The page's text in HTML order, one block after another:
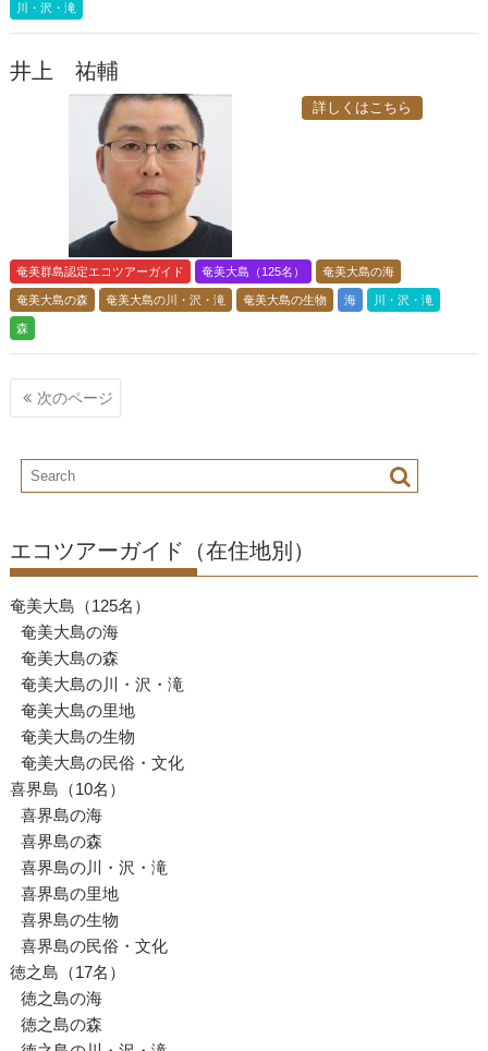
川・沢・滝
井上 祐輔
詳しくはこちら
奄美群島認定エコツアーガイド 奄美大島（125名） 奄美大島の海
奄美大島の森 奄美大島の川・沢・滝 奄美大島の生物 海 川・沢・滝
森
投
稿
ナ
ビ
ー
シ
ョ
ン
次のページ
エコツアーガイド（在住地別）
奄美大島（125名）
奄美大島の海
奄美大島の森
奄美大島の川・沢・滝
奄美大島の里地
奄美大島の生物
奄美大島の民俗・文化
喜界島（10名）
喜界島の海
喜界島の森
喜界島の川・沢・滝
喜界島の里地
喜界島の生物
喜界島の民俗・文化
徳之島（17名）
徳之島の海
徳之島の森